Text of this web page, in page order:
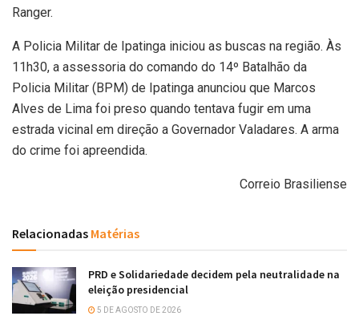
Ranger.
A Policia Militar de Ipatinga iniciou as buscas na região. Às
11h30, a assessoria do comando do 14º Batalhão da
Policia Militar (BPM) de Ipatinga anunciou que Marcos
Alves de Lima foi preso quando tentava fugir em uma
estrada vicinal em direção a Governador Valadares. A arma
do crime foi apreendida.
Correio Brasiliense
Relacionadas Matérias
PRD e Solidariedade decidem pela neutralidade na
eleição presidencial
5 DE AGOSTO DE 2026